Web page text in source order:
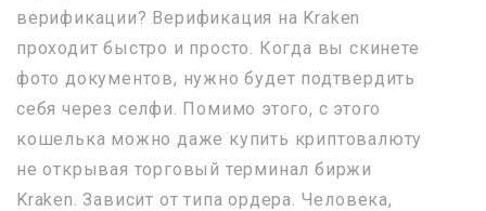
верификации? Верификация на Kraken
проходит быстро и просто. Когда вы скинете
фото документов, нужно будет подтвердить
себя через селфи. Помимо этого, с этого
кошелька можно даже купить криптовалюту
не открывая торговый терминал биржи
Kraken. Зависит от типа ордера. Человека,